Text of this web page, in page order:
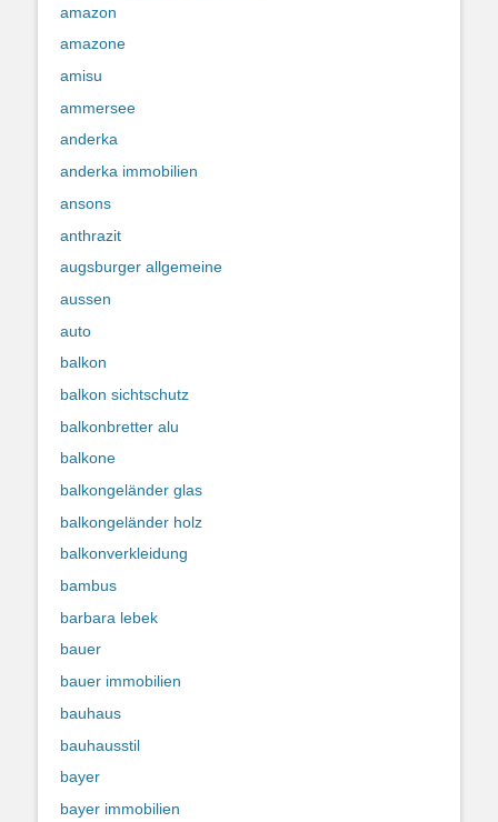
amazon
amazone
amisu
ammersee
anderka
anderka immobilien
ansons
anthrazit
augsburger allgemeine
aussen
auto
balkon
balkon sichtschutz
balkonbretter alu
balkone
balkongeländer glas
balkongeländer holz
balkonverkleidung
bambus
barbara lebek
bauer
bauer immobilien
bauhaus
bauhausstil
bayer
bayer immobilien